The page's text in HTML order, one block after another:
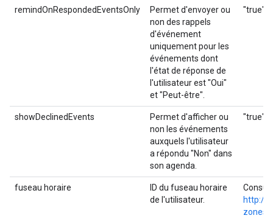
remindOnRespondedEventsOnly
Permet d'envoyer ou
non des rappels
d'événement
uniquement pour les
événements dont
l'état de réponse de
l'utilisateur est "Oui"
et "Peut-être".
"true",
showDeclinedEvents
Permet d'afficher ou
non les événements
auxquels l'utilisateur
a répondu "Non" dans
son agenda.
"true",
fuseau horaire
ID du fuseau horaire
de l'utilisateur.
http://
zones